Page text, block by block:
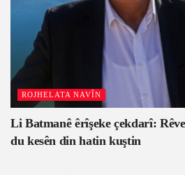
ROJHELATA NAVÎN
Li Batmanê êrîşeke çekdarî:
du kesên din hatin kuştin